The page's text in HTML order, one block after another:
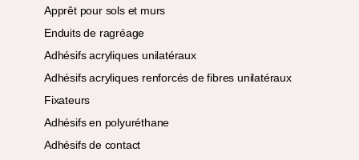
Apprêt pour sols et murs
Enduits de ragréage
Adhésifs acryliques unilatéraux
Adhésifs acryliques renforcés de fibres unilatéraux
Fixateurs
Adhésifs en polyuréthane
Adhésifs de contact